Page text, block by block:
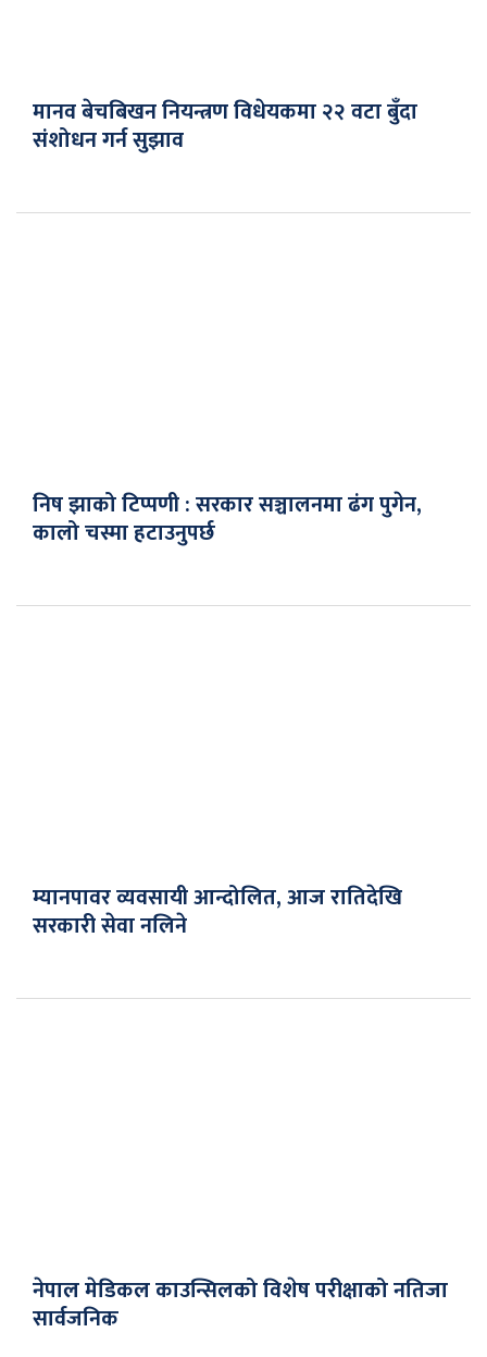
मानव बेचबिखन नियन्त्रण विधेयकमा २२ वटा बुँदा
संशोधन गर्न सुझाव
निष झाको टिप्पणी : सरकार सञ्चालनमा ढंग पुगेन,
कालो चस्मा हटाउनुपर्छ
म्यानपावर व्यवसायी आन्दोलित, आज रातिदेखि
सरकारी सेवा नलिने
नेपाल मेडिकल काउन्सिलको विशेष परीक्षाको नतिजा
सार्वजनिक